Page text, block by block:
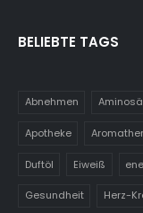
BELIEBTE TAGS
Abnehmen
Apotheke
Duftöl Eiweiß
Gesundheit Herz-